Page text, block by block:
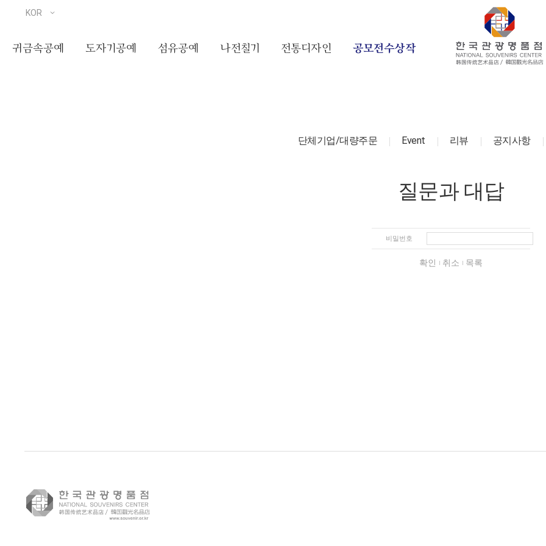
귀금속공예 도자기공예 섬유공예 나전칠기 전통디자인 공모전수상작
단체기업/대량주문 Event 리뷰 공지사항
질문과 대답
비밀번호
확인 취소 목록